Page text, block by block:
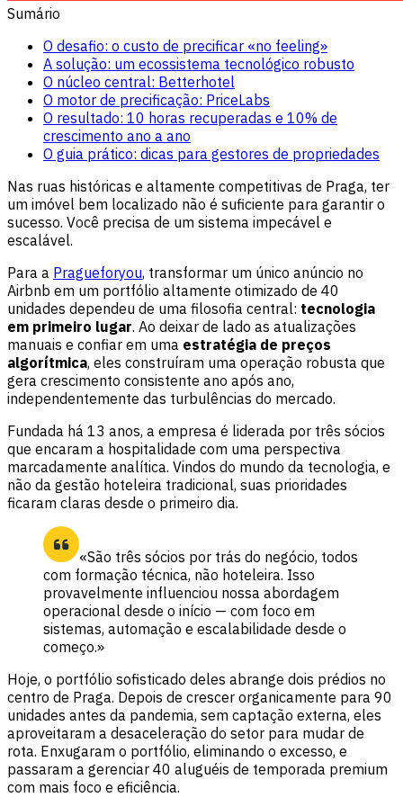
Sumário
O desafio: o custo de precificar «no feeling»
A solução: um ecossistema tecnológico robusto
O núcleo central: Betterhotel
O motor de precificação: PriceLabs
O resultado: 10 horas recuperadas e 10% de
crescimento ano a ano
O guia prático: dicas para gestores de propriedades
Nas ruas históricas e altamente competitivas de Praga, ter
um imóvel bem localizado não é suficiente para garantir o
sucesso. Você precisa de um sistema impecável e
escalável.
Para a Pragueforyou, transformar um único anúncio no
Airbnb em um portfólio altamente otimizado de 40
unidades dependeu de uma filosofia central: tecnologia
em primeiro lugar. Ao deixar de lado as atualizações
manuais e confiar em uma estratégia de preços
algorítmica, eles construíram uma operação robusta que
gera crescimento consistente ano após ano,
independentemente das turbulências do mercado.
Fundada há 13 anos, a empresa é liderada por três sócios
que encaram a hospitalidade com uma perspectiva
marcadamente analítica. Vindos do mundo da tecnologia, e
não da gestão hoteleira tradicional, suas prioridades
ficaram claras desde o primeiro dia.
«São três sócios por trás do negócio, todos
com formação técnica, não hoteleira. Isso
provavelmente influenciou nossa abordagem
operacional desde o início — com foco em
sistemas, automação e escalabilidade desde o
começo.»
Hoje, o portfólio sofisticado deles abrange dois prédios no
centro de Praga. Depois de crescer organicamente para 90
unidades antes da pandemia, sem captação externa, eles
aproveitaram a desaceleração do setor para mudar de
rota. Enxugaram o portfólio, eliminando o excesso, e
passaram a gerenciar 40 aluguéis de temporada premium
com mais foco e eficiência.